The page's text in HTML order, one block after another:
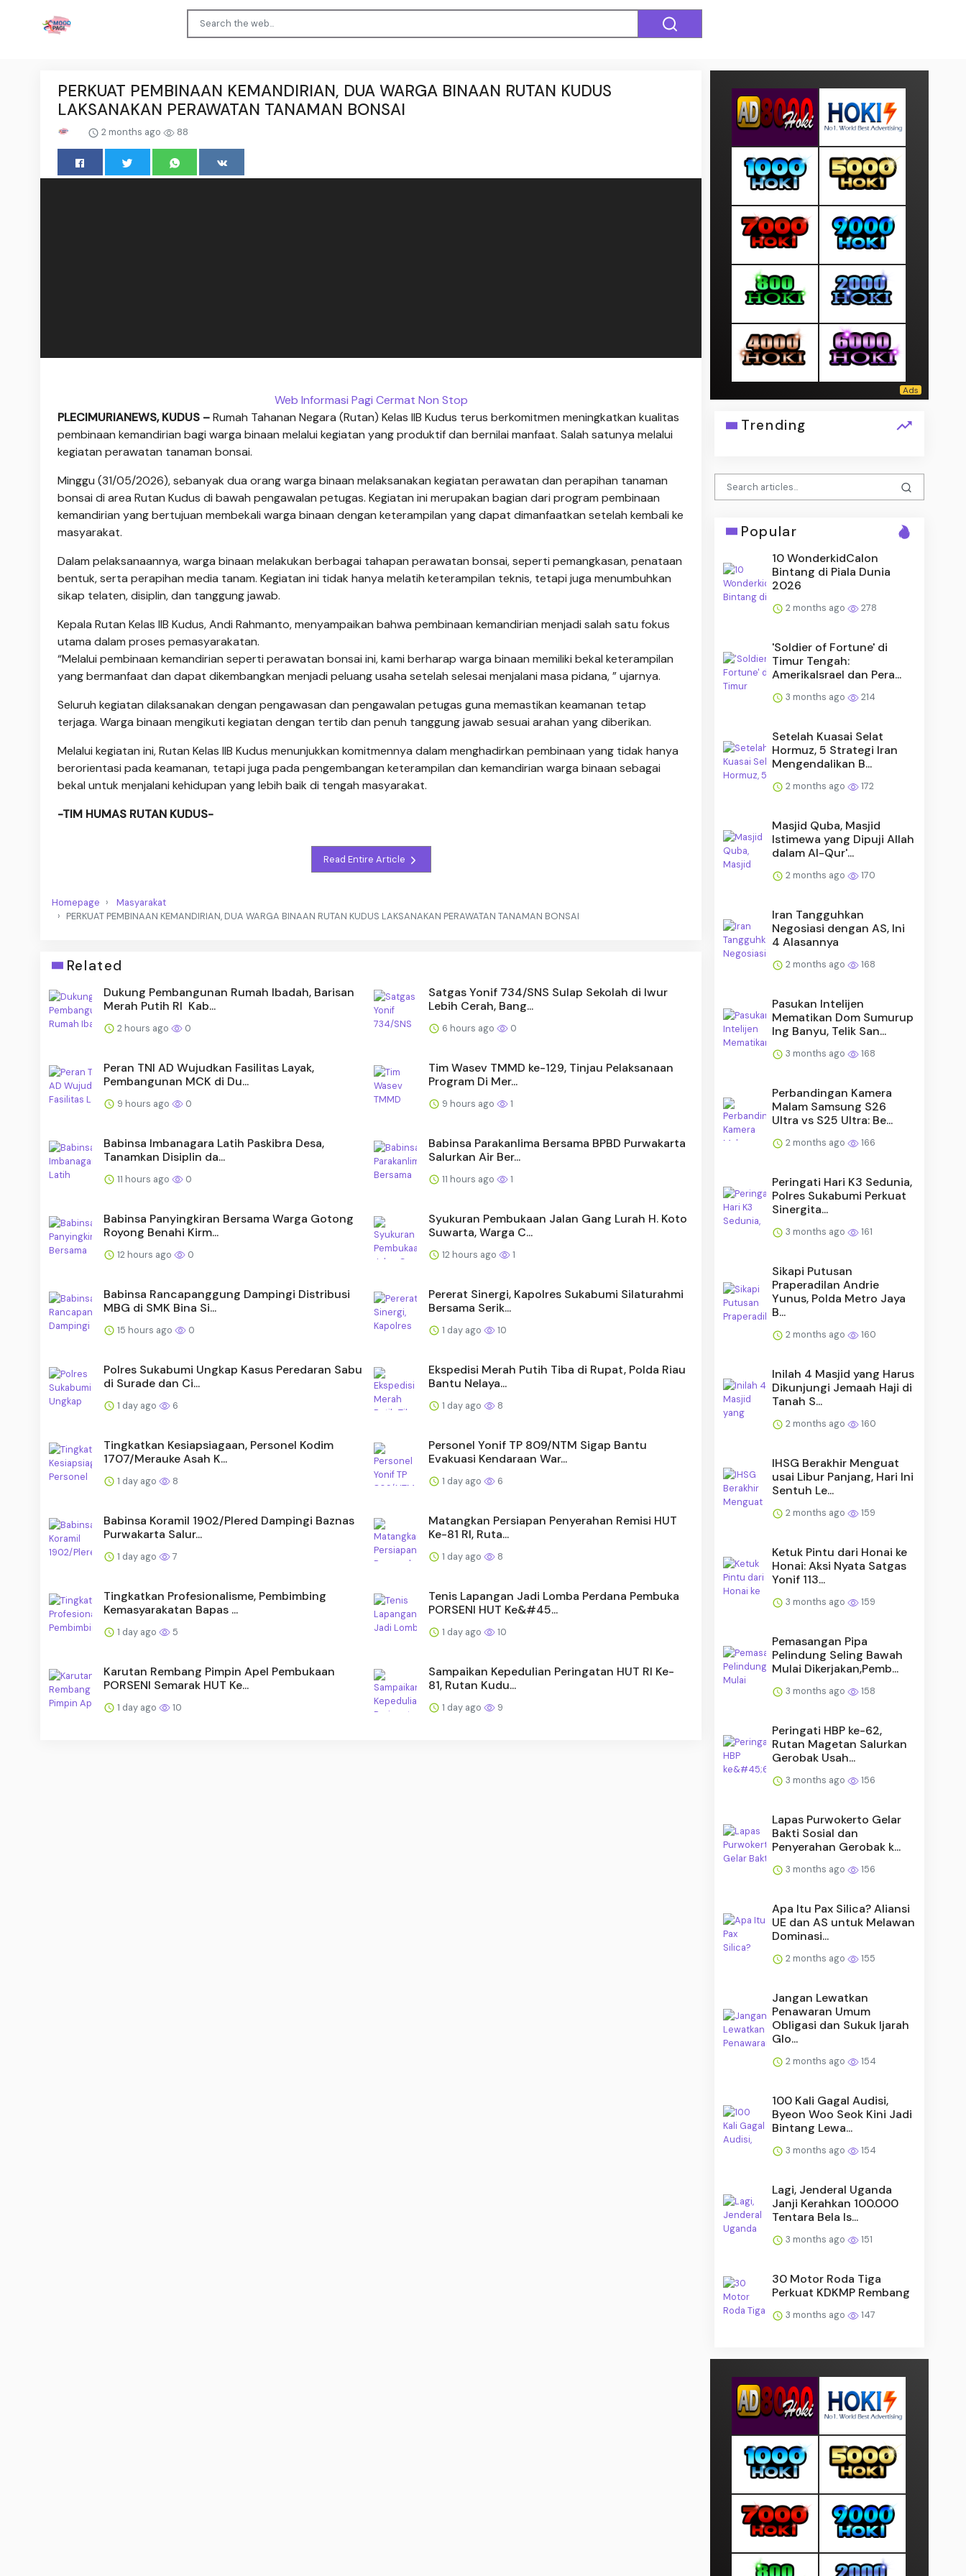
PERKUAT PEMBINAAN KEMANDIRIAN, DUA WARGA BINAAN RUTAN KUDUS
LAKSANAKAN PERAWATAN TANAMAN BONSAI
2 months ago 88
Web Informasi Pagi Cermat Non Stop
PLECIMURIANEWS, KUDUS –Rumah Tahanan Negara (Rutan) Kelas IIB Kudus terus berkomitmen meningkatkan kualitas
pembinaan kemandirian bagi warga binaan melalui kegiatan yang produktif dan bernilai manfaat. Salah satunya melalui
kegiatan perawatan tanaman bonsai.
Minggu (31/05/2026), sebanyak dua orang warga binaan melaksanakan kegiatan perawatan dan perapihan tanaman
bonsai di area Rutan Kudus di bawah pengawalan petugas. Kegiatan ini merupakan bagian dari program pembinaan
kemandirian yang bertujuan membekali warga binaan dengan keterampilan yang dapat dimanfaatkan setelah kembali ke
masyarakat.
Dalam pelaksanaannya, warga binaan melakukan berbagai tahapan perawatan bonsai, seperti pemangkasan, penataan
bentuk, serta perapihan media tanam. Kegiatan ini tidak hanya melatih keterampilan teknis, tetapi juga menumbuhkan
sikap telaten, disiplin, dan tanggung jawab.
Kepala Rutan Kelas IIB Kudus, Andi Rahmanto, menyampaikan bahwa pembinaan kemandirian menjadi salah satu fokus
utama dalam proses pemasyarakatan.
“Melalui pembinaan kemandirian seperti perawatan bonsai ini, kami berharap warga binaan memiliki bekal keterampilan
yang bermanfaat dan dapat dikembangkan menjadi peluang usaha setelah selesai menjalani masa pidana, ” ujarnya.
Seluruh kegiatan dilaksanakan dengan pengawasan dan pengawalan petugas guna memastikan keamanan tetap
terjaga. Warga binaan mengikuti kegiatan dengan tertib dan penuh tanggung jawab sesuai arahan yang diberikan.
Melalui kegiatan ini, Rutan Kelas IIB Kudus menunjukkan komitmennya dalam menghadirkan pembinaan yang tidak hanya
berorientasi pada keamanan, tetapi juga pada pengembangan keterampilan dan kemandirian warga binaan sebagai
bekal untuk menjalani kehidupan yang lebih baik di tengah masyarakat.
-TIM HUMAS RUTAN KUDUS-
Read Entire Article
Homepage
Masyarakat
PERKUAT PEMBINAAN KEMANDIRIAN, DUA WARGA BINAAN RUTAN KUDUS LAKSANAKAN PERAWATAN TANAMAN BONSAI
Related
Dukung Pembangunan Rumah Ibadah, Barisan
Merah Putih RI Kab...
2 hours ago 0
Satgas Yonif 734/SNS Sulap Sekolah di Iwur
Lebih Cerah, Bang...
6 hours ago 0
Peran TNI AD Wujudkan Fasilitas Layak,
Pembangunan MCK di Du...
9 hours ago 0
Tim Wasev TMMD ke-129, Tinjau Pelaksanaan
Program Di Mer...
9 hours ago 1
Babinsa Imbanagara Latih Paskibra Desa,
Tanamkan Disiplin da...
11 hours ago 0
Babinsa Parakanlima Bersama BPBD Purwakarta
Salurkan Air Ber...
11 hours ago 1
Babinsa Panyingkiran Bersama Warga Gotong
Royong Benahi Kirm...
12 hours ago 0
Syukuran Pembukaan Jalan Gang Lurah H. Koto
Suwarta, Warga C...
12 hours ago 1
Babinsa Rancapanggung Dampingi Distribusi
MBG di SMK Bina Si...
15 hours ago 0
Pererat Sinergi, Kapolres Sukabumi Silaturahmi
Bersama Serik...
1 day ago 10
Polres Sukabumi Ungkap Kasus Peredaran Sabu
di Surade dan Ci...
1 day ago 6
Ekspedisi Merah Putih Tiba di Rupat, Polda Riau
Bantu Nelaya...
1 day ago 8
Tingkatkan Kesiapsiagaan, Personel Kodim
1707/Merauke Asah K...
1 day ago 8
Personel Yonif TP 809/NTM Sigap Bantu
Evakuasi Kendaraan War...
1 day ago 6
Babinsa Koramil 1902/Plered Dampingi Baznas
Purwakarta Salur...
1 day ago 7
Matangkan Persiapan Penyerahan Remisi HUT
Ke-81 RI, Ruta...
1 day ago 8
Tingkatkan Profesionalisme, Pembimbing
Kemasyarakatan Bapas ...
1 day ago 5
Tenis Lapangan Jadi Lomba Perdana Pembuka
PORSENI HUT Ke&#45...
1 day ago 10
Karutan Rembang Pimpin Apel Pembukaan
PORSENI Semarak HUT Ke...
1 day ago 10
Sampaikan Kepedulian Peringatan HUT RI Ke-
81, Rutan Kudu...
1 day ago 9
Trending
Popular
10 WonderkidCalon
Bintang di Piala Dunia
2026
2 months ago 278
'Soldier of Fortune' di
Timur Tengah:
AmerikaIsrael dan Pera...
3 months ago 214
Setelah Kuasai Selat
Hormuz, 5 Strategi Iran
Mengendalikan B...
2 months ago 172
Masjid Quba, Masjid
Istimewa yang Dipuji Allah
dalam Al-Qur'...
2 months ago 170
Iran Tangguhkan
Negosiasi dengan AS, Ini
4 Alasannya
2 months ago 168
Pasukan Intelijen
Mematikan Dom Sumurup
Ing Banyu, Telik San...
3 months ago 168
Perbandingan Kamera
Malam Samsung S26
Ultra vs S25 Ultra: Be...
2 months ago 166
Peringati Hari K3 Sedunia,
Polres Sukabumi Perkuat
Sinergita...
3 months ago 161
Sikapi Putusan
Praperadilan Andrie
Yunus, Polda Metro Jaya
B...
2 months ago 160
Inilah 4 Masjid yang Harus
Dikunjungi Jemaah Haji di
Tanah S...
2 months ago 160
IHSG Berakhir Menguat
usai Libur Panjang, Hari Ini
Sentuh Le...
2 months ago 159
Ketuk Pintu dari Honai ke
Honai: Aksi Nyata Satgas
Yonif 113...
3 months ago 159
Pemasangan Pipa
Pelindung Seling Bawah
Mulai Dikerjakan,Pemb...
3 months ago 158
Peringati HBP ke-62,
Rutan Magetan Salurkan
Gerobak Usah...
3 months ago 156
Lapas Purwokerto Gelar
Bakti Sosial dan
Penyerahan Gerobak k...
3 months ago 156
Apa Itu Pax Silica? Aliansi
UE dan AS untuk Melawan
Dominasi...
2 months ago 155
Jangan Lewatkan
Penawaran Umum
Obligasi dan Sukuk Ijarah
Glo...
2 months ago 154
100 Kali Gagal Audisi,
Byeon Woo Seok Kini Jadi
Bintang Lewa...
3 months ago 154
Lagi, Jenderal Uganda
Janji Kerahkan 100.000
Tentara Bela Is...
3 months ago 151
30 Motor Roda Tiga
Perkuat KDKMP Rembang
3 months ago 147